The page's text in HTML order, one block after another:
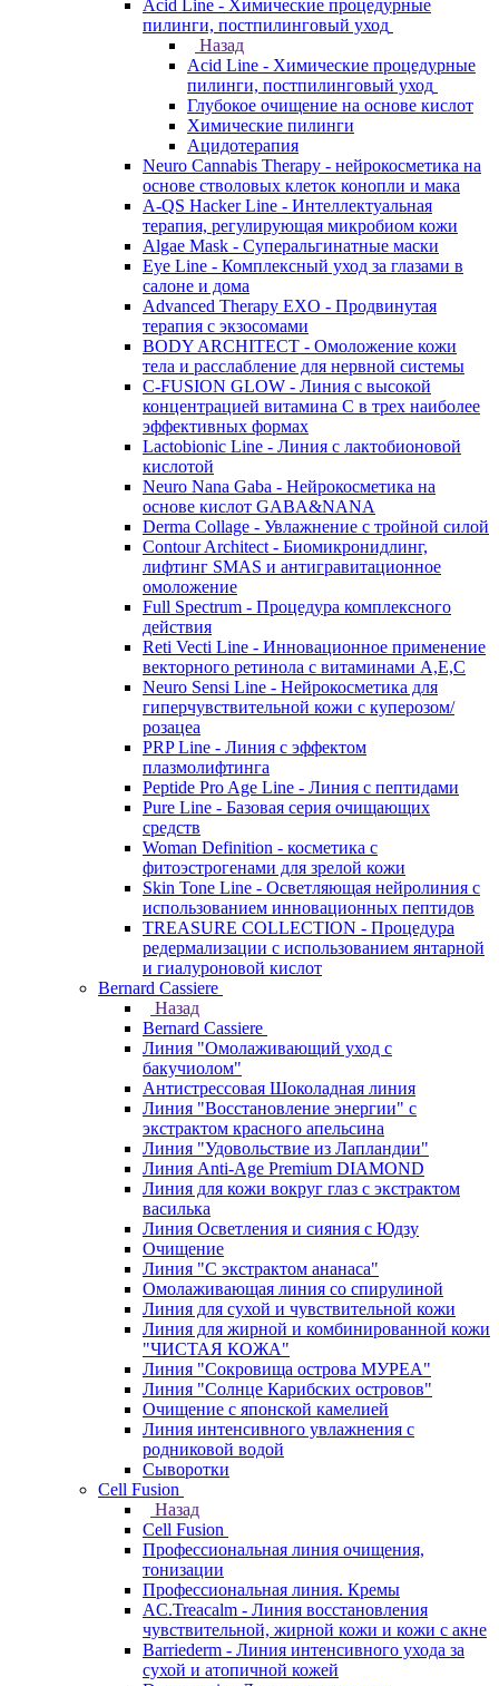
Acid Line - Химические процедурные
пилинги, постпилинговый уход
Назад
Acid Line - Химические процедурные
пилинги, постпилинговый уход
Глубокое очищение на основе кислот
Химические пилинги
Ацидотерапия
Neuro Cannabis Therapy - нейрокосметика на
основе стволовых клеток конопли и мака
A-QS Hacker Line - Интеллектуальная
терапия, регулирующая микробиом кожи
Algae Mask - Суперальгинатные маски
Eye Line - Комплексный уход за глазами в
салоне и дома
Advanced Therapy EXO - Продвинутая
терапия с экзосомами
BODY ARCHITECT - Омоложение кожи
тела и расслабление для нервной системы
C-FUSION GLOW - Линия с высокой
концентрацией витамина C в трех наиболее
эффективных формах
Lactobionic Line - Линия с лактобионовой
кислотой
Neuro Nana Gaba - Нейрокосметика на
основе кислот GABA&NANA
Derma Collage - Увлажнение с тройной силой
Contour Architect - Биомикронидлинг,
лифтинг SMAS и антигравитационное
омоложение
Full Spectrum - Процедура комплексного
действия
Reti Vecti Line - Инновационное применение
векторного ретинола с витаминами A,Е,С
Neuro Sensi Line - Нейрокосметика для
гиперчувствительной кожи с куперозом/
розацеа
PRP Line - Линия с эффектом
плазмолифтинга
Peptide Pro Age Line - Линия с пептидами
Pure Line - Базовая серия очищающих
средств
Woman Definition - косметика с
фитоэстрогенами для зрелой кожи
Skin Tone Line - Осветляющая нейролиния с
использованием инновационных пептидов
TREASURE COLLECTION - Процедура
редермализации с использованием янтарной
и гиалуроновой кислот
Bernard Cassiere
Назад
Bernard Cassiere
Линия "Омолаживающий уход с
бакучиолом"
Антистрессовая Шоколадная линия
Линия "Восстановление энергии" с
экстрактом красного апельсина
Линия "Удовольствие из Лапландии"
Линия Anti-Age Premium DIAMOND
Линия для кожи вокруг глаз с экстрактом
василька
Линия Осветления и сияния с Юдзу
Очищение
Линия "С экстрактом ананаса"
Омолаживающая линия со спирулиной
Линия для сухой и чувствительной кожи
Линия для жирной и комбинированной кожи
"ЧИСТАЯ КОЖА"
Линия "Сокровища острова МУРЕА"
Линия "Солнце Карибских островов"
Очищение с японской камелией
Линия интенсивного увлажнения с
родниковой водой
Сыворотки
Cell Fusion
Назад
Cell Fusion
Профессиональная линия очищения,
тонизации
Профессиональная линия. Кремы
AC.Treacalm - Линия восстановления
чувствительной, жирной кожи и кожи с акне
Barriederm - Линия интенсивного ухода за
сухой и атопичной кожей